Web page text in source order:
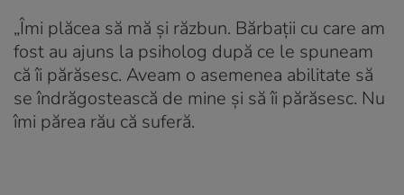
„Îmi plăcea să mă și răzbun. Bărbații cu care am
fost au ajuns la psiholog după ce le spuneam
că îi părăsesc. Aveam o asemenea abilitate să
se îndrăgostească de mine și să îi părăsesc. Nu
îmi părea rău că suferă.